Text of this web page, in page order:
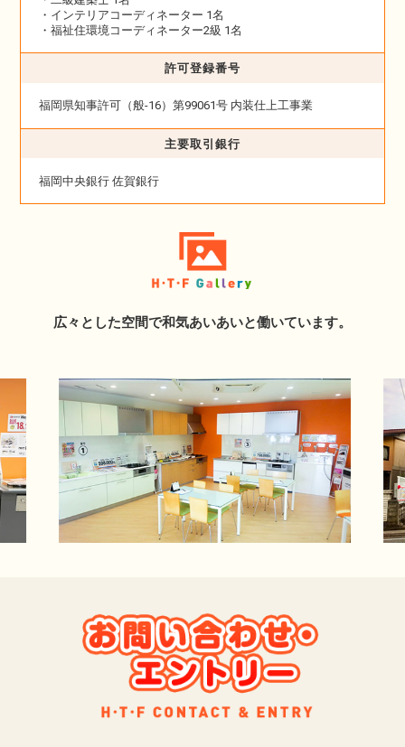
・インテリアコーディネーター 1名
・福祉住環境コーディネーター2級 1名
許可登録番号
福岡県知事許可（般-16）第99061号 内装仕上工事業
主要取引銀行
福岡中央銀行 佐賀銀行
広々とした空間で和気あいあいと働いています。